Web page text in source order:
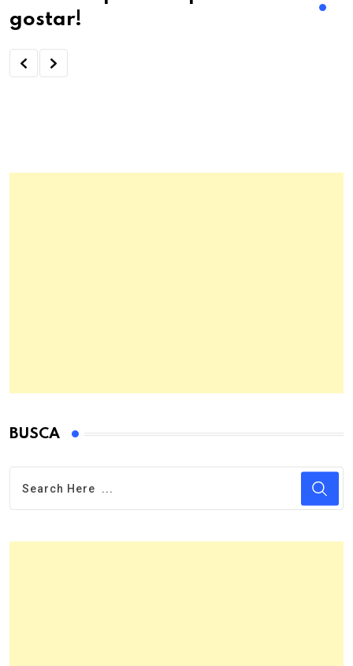
gostar!
BUSCA